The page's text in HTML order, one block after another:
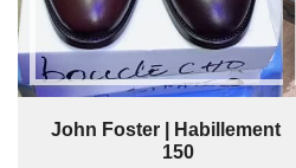
John Foster | Habillement | $
150